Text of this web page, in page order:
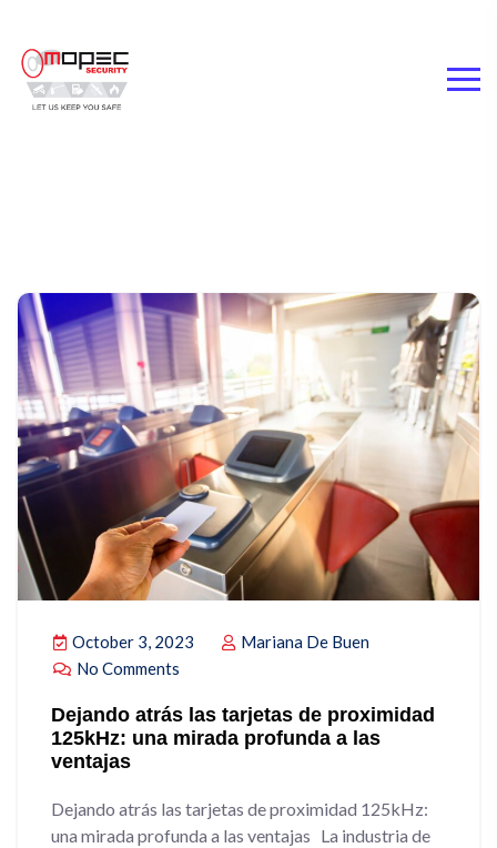
October 3, 2023
Mariana De Buen
No Comments
Dejando atrás las tarjetas de proximidad
125kHz: una mirada profunda a las
ventajas
Dejando atrás las tarjetas de proximidad 125kHz:
una mirada profunda a las ventajas La industria de